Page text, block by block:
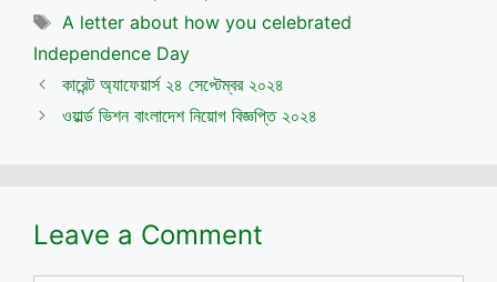
Tags
A letter about how you celebrated
Independence Day
কারেন্ট অ্যাফেয়ার্স ২৪ সেপ্টেম্বর ২০২৪
ওয়ার্ল্ড ভিশন বাংলাদেশ নিয়োগ বিজ্ঞপ্তি ২০২৪
Leave a Comment